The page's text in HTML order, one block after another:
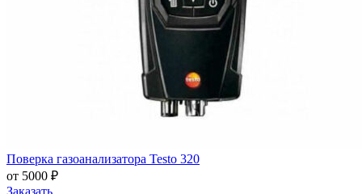
Поверка газоанализатора Testo 320
от 5000 ₽
Заказать